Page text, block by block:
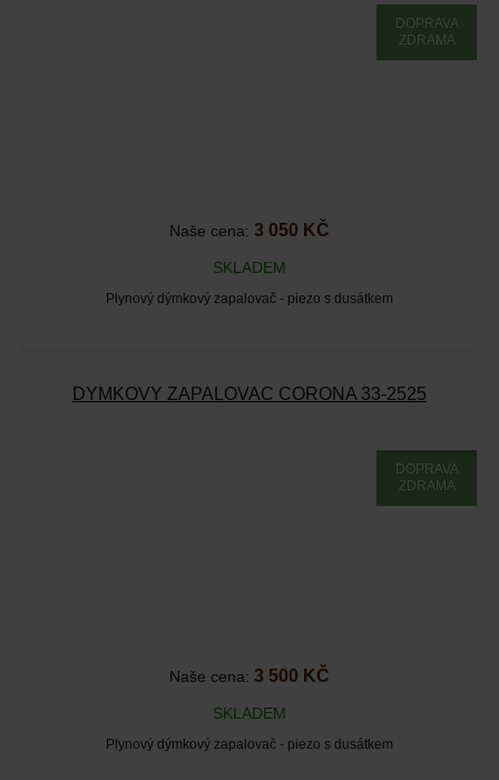
DOPRAVA
ZDRAMA
Naše cena: 3 050 KČ
SKLADEM
Plynový dýmkový zapalovač - piezo s dusátkem
DÝMKOVÝ ZAPALOVAČ CORONA 33-2525
DOPRAVA
ZDRAMA
Naše cena: 3 500 KČ
SKLADEM
Plynový dýmkový zapalovač - piezo s dusátkem